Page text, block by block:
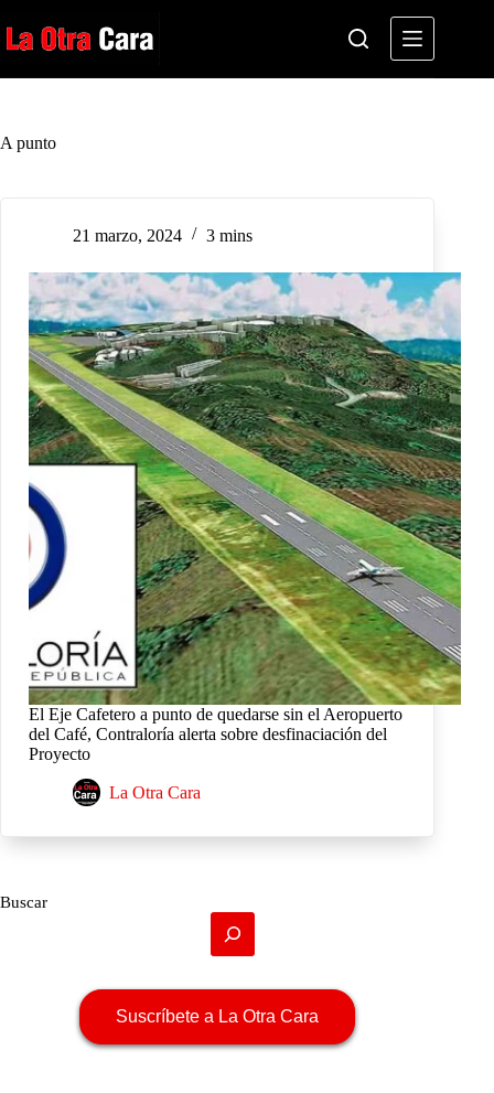
al
contenido
A punto
21 marzo, 2024 3 mins
El Eje Cafetero a punto de quedarse sin el Aeropuerto
del Café, Contraloría alerta sobre desfinaciación del
Proyecto
La Otra Cara
Buscar
Suscríbete a La Otra Cara